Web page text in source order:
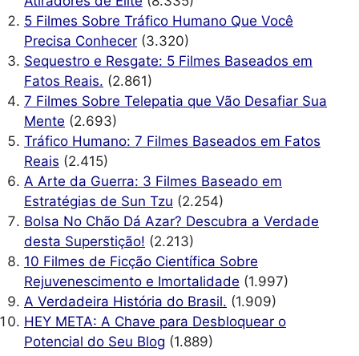
5 Filmes Sobre Tráfico Humano Que Você
Precisa Conhecer (3.320)
Sequestro e Resgate: 5 Filmes Baseados em
Fatos Reais. (2.861)
7 Filmes Sobre Telepatia que Vão Desafiar Sua
Mente (2.693)
Tráfico Humano: 7 Filmes Baseados em Fatos
Reais (2.415)
A Arte da Guerra: 3 Filmes Baseado em
Estratégias de Sun Tzu (2.254)
Bolsa No Chão Dá Azar? Descubra a Verdade
desta Superstição! (2.213)
10 Filmes de Ficção Científica Sobre
Rejuvenescimento e Imortalidade (1.997)
A Verdadeira História do Brasil. (1.909)
HEY META: A Chave para Desbloquear o
Potencial do Seu Blog (1.889)